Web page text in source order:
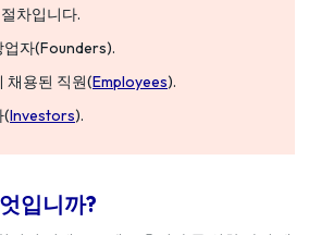
차입니다.
업자(Founders).
채용된 직원(Employees).
(Investors).
입니까?